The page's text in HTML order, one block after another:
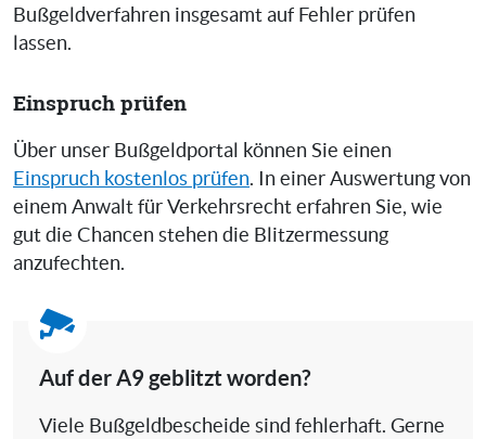
Bußgeldverfahren insgesamt auf Fehler prüfen
lassen.
Einspruch prüfen
Über unser Bußgeldportal können Sie einen
Einspruch kostenlos prüfen. In einer Auswertung von
einem Anwalt für Verkehrsrecht erfahren Sie, wie
gut die Chancen stehen die Blitzermessung
anzufechten.
Auf der A9 geblitzt worden?
Viele Bußgeldbescheide sind fehlerhaft. Gerne